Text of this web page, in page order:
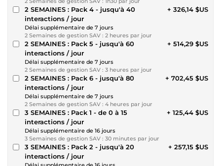
2 SEMAINES : Pack 4 - jusqu'à 40
interactions / jour
Délai supplémentaire de 7 jours
2 Semaines de gestion SAV : 2 heures par jour
+ 326,14 $US
2 SEMAINES : Pack 5 - jusqu'à 60
interactions / jour
Délai supplémentaire de 7 jours
2 Semaines de gestion SAV : 3 heures par jour
+ 514,29 $US
2 SEMAINES : Pack 6 - jusqu'à 80
interactions / jour
Délai supplémentaire de 7 jours
2 Semaines de gestion SAV : 4 heures par jour
+ 702,45 $US
3 SEMAINES : Pack 1 - de 0 à 15
interactions / jour
Délai supplémentaire de 16 jours
3 Semaines de gestion SAV : 30 minutes par jour
+ 125,44 $US
3 SEMAINES : Pack 2 - jusqu'à 20
interactions / jour
+ 257,15 $US